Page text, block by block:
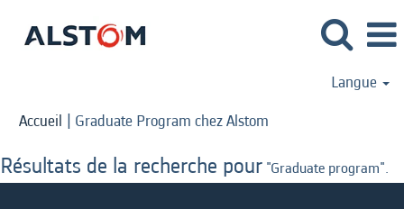
Langue
Accueil | Graduate Program chez Alstom
Résultats de la recherche pour "Graduate program".